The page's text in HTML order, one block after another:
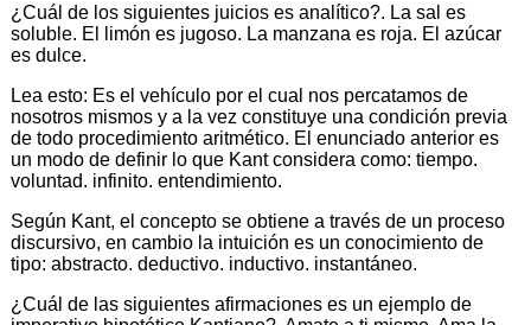
¿Cuál de los siguientes juicios es analítico?. La sal es
soluble. El limón es jugoso. La manzana es roja. El azúcar
es dulce.
Lea esto: Es el vehículo por el cual nos percatamos de
nosotros mismos y a la vez constituye una condición previa
de todo procedimiento aritmético. El enunciado anterior es
un modo de definir lo que Kant considera como: tiempo.
voluntad. infinito. entendimiento.
Según Kant, el concepto se obtiene a través de un proceso
discursivo, en cambio la intuición es un conocimiento de
tipo: abstracto. deductivo. inductivo. instantáneo.
¿Cuál de las siguientes afirmaciones es un ejemplo de